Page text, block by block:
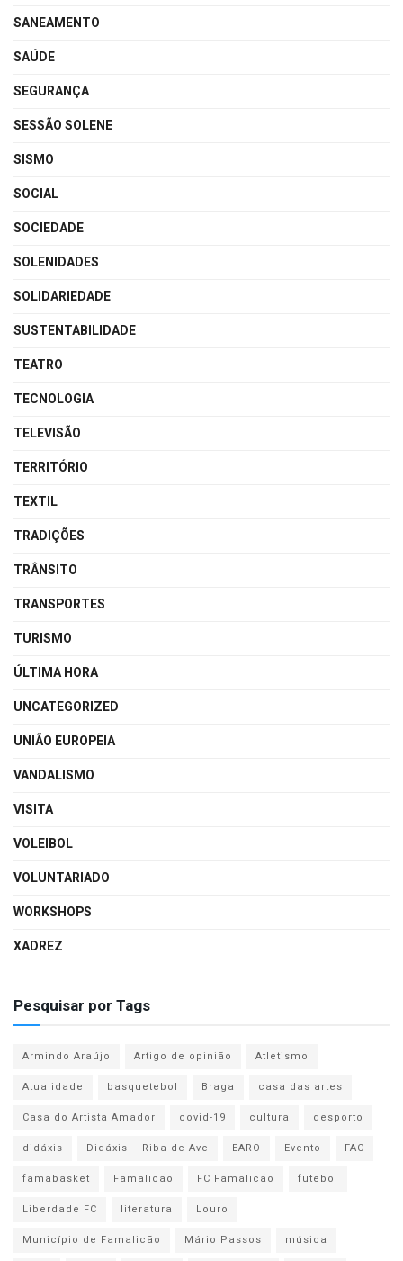
SANEAMENTO
SAÚDE
SEGURANÇA
SESSÃO SOLENE
SISMO
SOCIAL
SOCIEDADE
SOLENIDADES
SOLIDARIEDADE
SUSTENTABILIDADE
TEATRO
TECNOLOGIA
TELEVISÃO
TERRITÓRIO
TEXTIL
TRADIÇÕES
TRÂNSITO
TRANSPORTES
TURISMO
ÚLTIMA HORA
UNCATEGORIZED
UNIÃO EUROPEIA
VANDALISMO
VISITA
VOLEIBOL
VOLUNTARIADO
WORKSHOPS
XADREZ
Pesquisar por Tags
Armindo Araújo Artigo de opinião
Atletismo
Atualidade
basquetebol Braga
casa das artes
Casa do Artista Amador
covid-19 cultura
desporto
didáxis
Didáxis – Riba de Ave EARO Evento
FAC
famabasket
Famalicão FC Famalicão
futebol
Liberdade FC
literatura
Louro
Município de Famalicão
Mário Passos
música